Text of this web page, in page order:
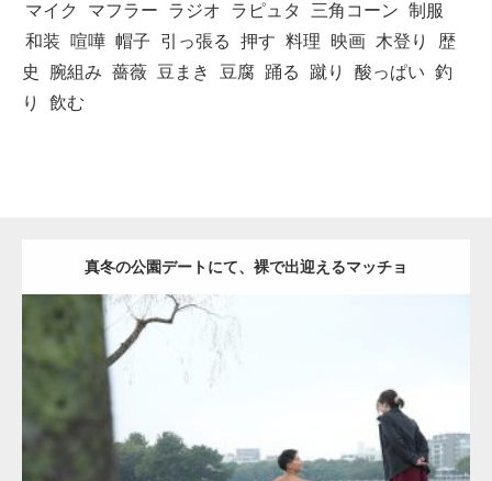
マイク
マフラー ラジオ ラピュタ 三角コーン 制服
和装
喧嘩 帽子 引っ張る 押す 料理 映画 木登り
歴
史
腕組み 薔薇 豆まき 豆腐 踊る 蹴り 酸っぱい 釣
り
飲む
真冬の公園デートにて、裸で出迎えるマッチョ
公園のマッチョ AKIHITO(細マッチョ) 背中